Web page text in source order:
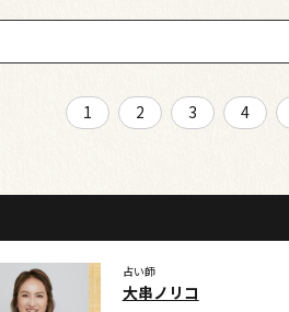
1 2 3 4
占い師
大串ノリコ